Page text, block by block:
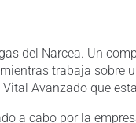
del Narcea. Un
trabaja sobre
Avanzado que
a cabo por la